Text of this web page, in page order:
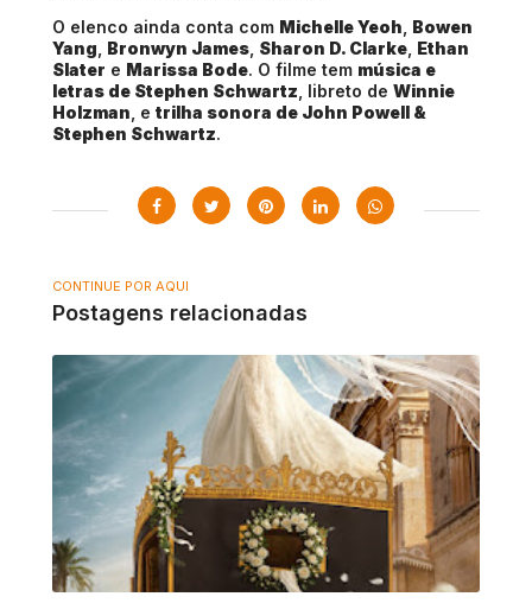
O elenco ainda conta com Michelle Yeoh Bowen
Yang Bronwyn James Sharon D. Clarke Ethan
Slater e Marissa Bode. O filme tem música e
letras de Stephen Schwartz , libreto de Winnie
Holzman , e trilha sonora de John Powell &
Stephen Schwartz.
CONTINUE POR AQUI
Postagens relacionadas